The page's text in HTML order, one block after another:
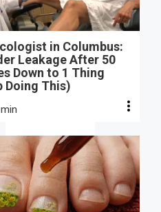
in Columbus:
Leakage After 50
Down to 1 Thing
Doing This)